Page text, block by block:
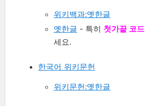
위키백과:옛한글
옛한글 - 특히 첫가끝 코드
세요.
한국어 위키문헌
위키문헌:옛한글